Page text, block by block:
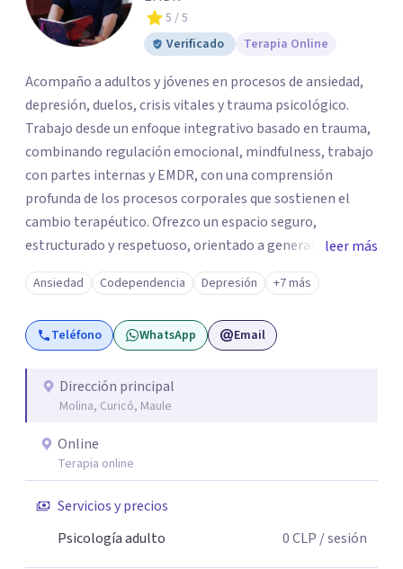
5 / 5
Verificado
Terapia Online
Acompaño a adultos y jóvenes en procesos de ansiedad,
depresión, duelos, crisis vitales y trauma psicológico.
Trabajo desde un enfoque integrativo basado en trauma,
combinando regulación emocional, mindfulness, trabajo
con partes internas y EMDR, con una comprensión
profunda de los procesos corporales que sostienen el
cambio terapéutico. Ofrezco un espacio seguro,
estructurado y respetuoso, orientado a generar
estabilidad, alivio sintomático y transformación
profunda, avanzando a un ritmo acorde a la historia y
necesidades de cada persona. Si buscas un
acompañamiento profesional, humano y comprometido
honor acompañarte.
leer más
Ansiedad Codependencia Depresión +7 más
Teléfono WhatsApp Email
Dirección principal
Molina, Curicó, Maule
Online
Terapia online
Servicios y precios
Psicología adulto
0CLP / sesión